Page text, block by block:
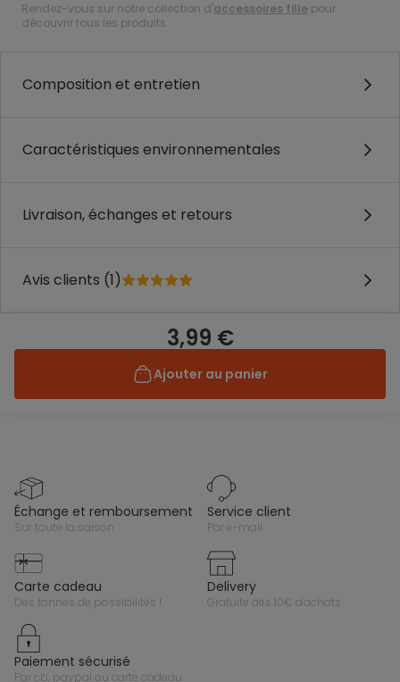
Rendez-vous sur notre collection d'accessoires fille pour
découvrir tous les produits.
Composition et entretien
Caractéristiques environnementales
Livraison, échanges et retours
Avis clients (1)
3,99 €
Ajouter au panier
échange et remboursement
sur toute la saison
service client
par e-mail
carte cadeau
des tonnes de possibilités !
delivery
gratuite dès 10€ d'achats
paiement sécurisé
par cb, paypal ou carte cadeau